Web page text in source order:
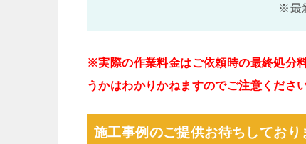
※最
※実際の作業料金はご依頼時の最終処分
うかはわかりかねますのでご注意ください
施工事例のご提供お待ちしており